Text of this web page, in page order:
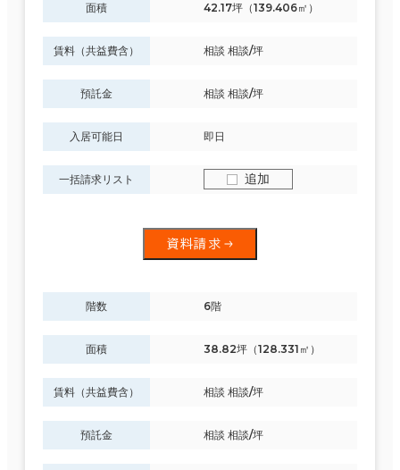
面積 42.17坪（139.406㎡）
賃料（共益費含） 相談 相談/坪
預託金 相談 相談/坪
入居可能日 即日
一括請求リスト 追加
資料請求
階数 6階
面積 38.82坪（128.331㎡）
賃料（共益費含） 相談 相談/坪
預託金 相談 相談/坪